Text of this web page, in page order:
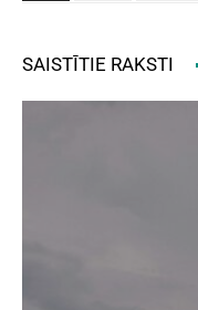
SAISTĪTIE RAKSTI